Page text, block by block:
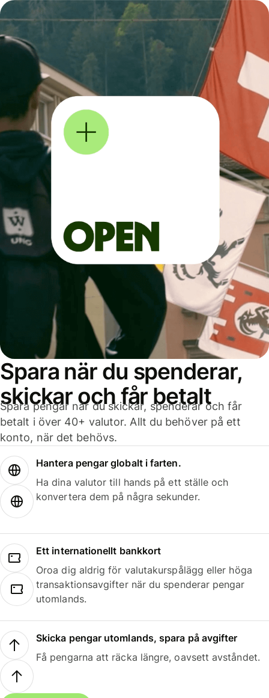
Spara när du spenderar,
skickar och får betalt
Spara pengar när du skickar, spenderar och får
betalt i över 40+ valutor. Allt du behöver på ett
konto, när det behövs.
Hantera pengar globalt i farten.
Ha dina valutor till hands på ett ställe och
konvertera dem på några sekunder.
Ett internationellt bankkort
Oroa dig aldrig för valutakurspålägg eller höga
transaktionsavgifter när du spenderar pengar
utomlands.
Skicka pengar utomlands, spara på avgifter
Få pengarna att räcka längre, oavsett avståndet.